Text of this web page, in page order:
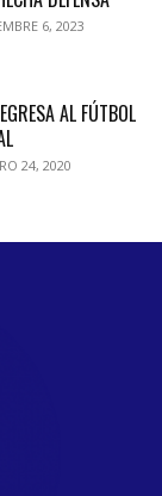
6, 2023
AL FÚTBOL
24, 2020